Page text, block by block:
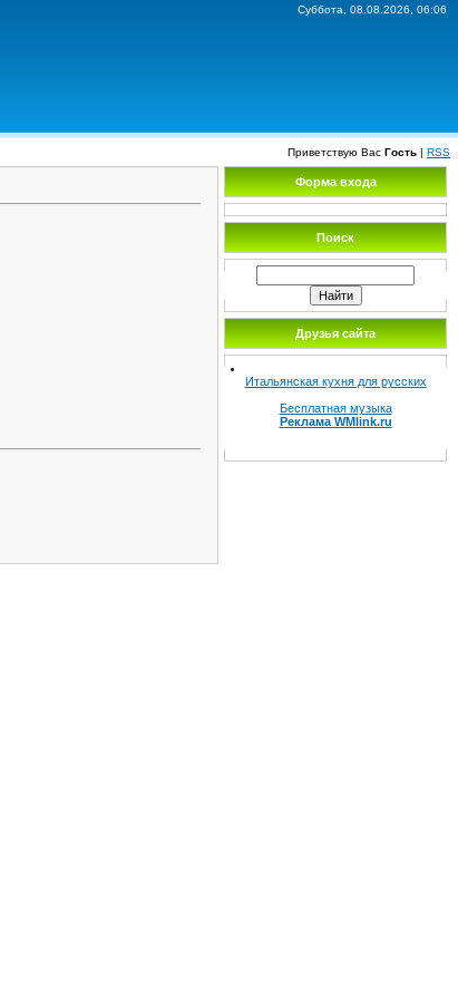
Суббота, 08.08.2026, 06:06
Приветствую Вас Гость | RSS
Форма входа
Поиск
Друзья сайта
Итальянская кухня для русских
Бесплатная музыка
Реклама WMlink.ru